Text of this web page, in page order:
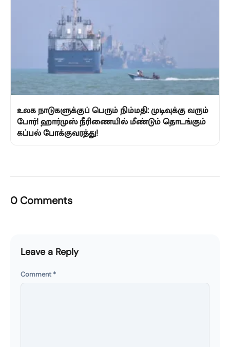
உலக நாடுகளுக்குப் பெரும் நிம்மதி: முடிவுக்கு வரும்
போர்! ஹார்முஸ் நீரிணையில் மீண்டும் தொடங்கும்
கப்பல் போக்குவரத்து!
0 Comments
Leave a Reply
Comment *